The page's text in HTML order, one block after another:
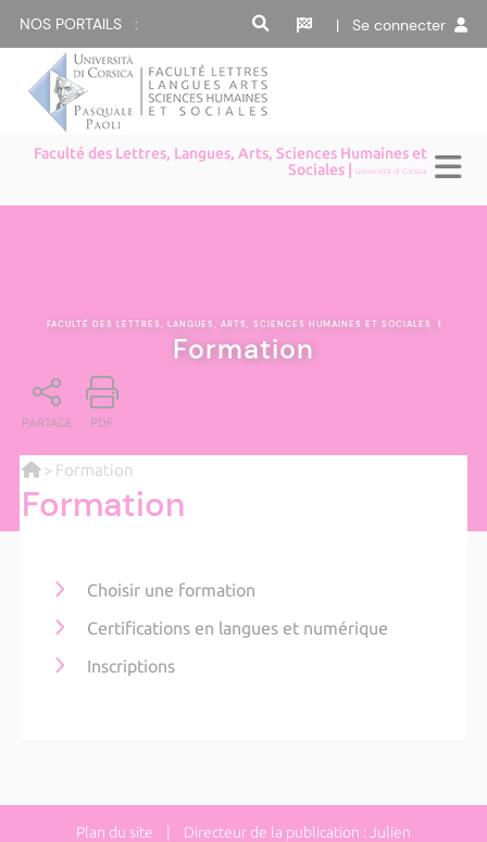
NOS PORTAILS : | Se connecter
Faculté des Lettres, Langues, Arts, Sciences Humaines et
Sociales |Università di Corsica
FACULTÉ DES LETTRES, LANGUES, ARTS, SCIENCES HUMAINES ET SOCIALES |
Formation
PARTAGE PDF
> Formation
Formation
Choisir une formation
Certifications en langues et numérique
Inscriptions
Plan du site | Directeur de la publication : Julien